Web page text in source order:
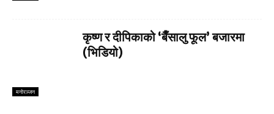
मनाेरञ्जन
कृष्ण र दीपिकाको ‘बैँसालु फूल’ बजारमा
(भिडियो)